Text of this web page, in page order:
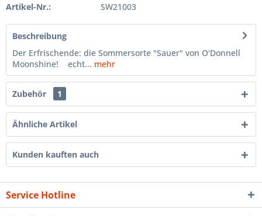
Artikel-Nr.: SW21003
Beschreibung
Der Erfrischende: die Sommersorte "Sauer" von O'Donnell
Moonshine! echt... mehr
Zubehör 1
Ähnliche Artikel
Kunden kauften auch
Service Hotline